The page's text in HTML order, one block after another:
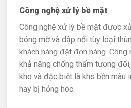
Công nghệ xử lý bề mặt
Công nghệ xử lý bề mặt được
bóng mờ và dập nổi tùy loại
khách hàng đặt đơn hàng. Công
khả năng chống thấm tương
kho và đặc biệt là khs bền màu
hay bị hỏng hóc.